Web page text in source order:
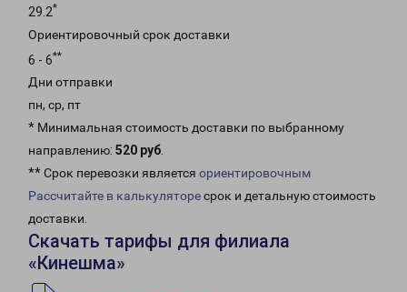
29.2*
Ориентировочный срок доставки
6 - 6**
Дни отправки
пн, ср, пт
* Минимальная стоимость доставки по выбранному
направлению: 520 руб.
** Срок перевозки является ориентировочным
Рассчитайте в калькуляторесрок и детальную стоимость
доставки.
Скачать тарифы для филиала
«Кинешма»